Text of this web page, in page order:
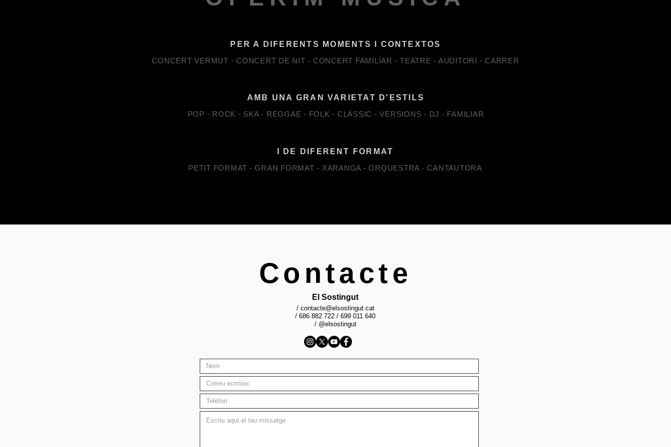
PER A DIFERENTS MOMENTS I CONTEXTOS
CONCERT VERMUT - CONCERT DE NIT - CONCERT FAMILIAR - TEATRE - AUDITORI - CARRER
AMB UNA GRAN VARIETAT D'ESTILS
POP - ROCK - SKA - REGGAE - FOLK - CLÀSSIC - VERSIONS - DJ - FAMILIAR
I DE DIFERENT FORMAT
PETIT FORMAT - GRAN FORMAT - XARANGA - ORQUESTRA - CANTAUTORA
Contacte
El Sostingut
/ contacte@elsostingut.cat
/ 686 882 722 / 699 011 640
/ @elsostingut